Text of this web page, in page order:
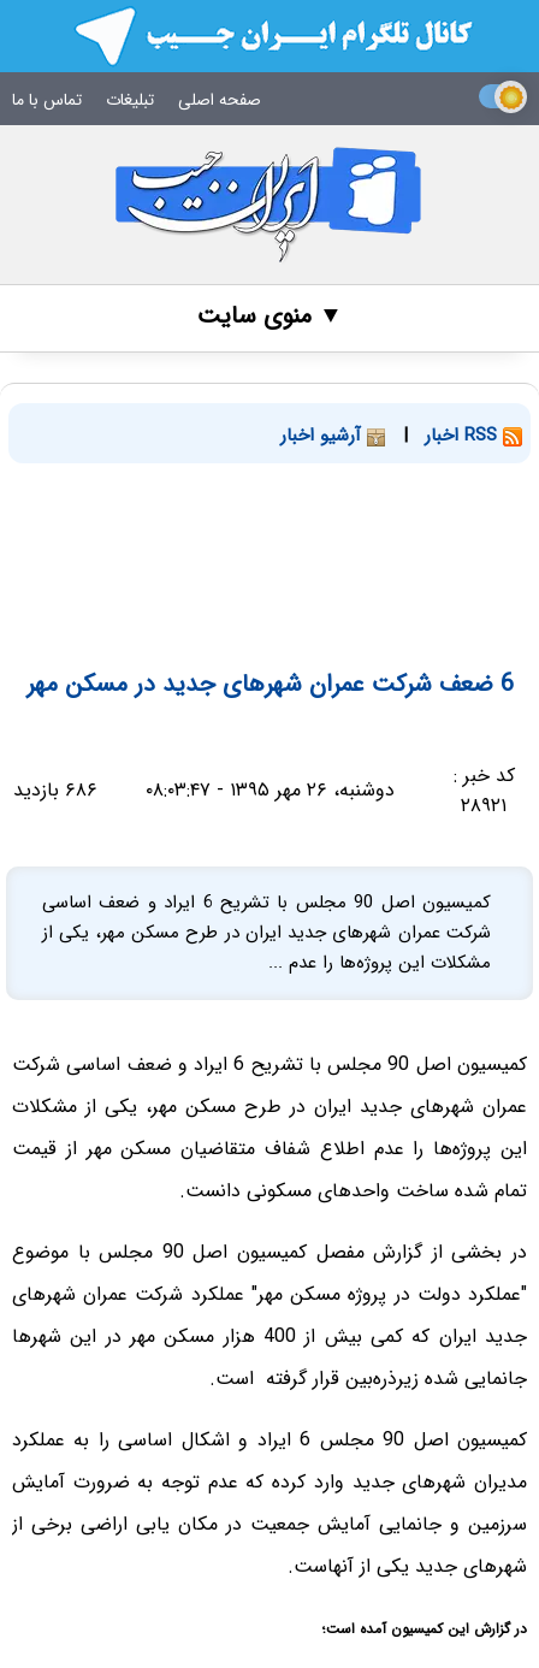
صفحه اصلی تبلیغات تماس با ما
▼ منوی سایت
| آرشیو اخبار
6 ضعف شرکت عمران شهرهای جدید در مسکن مهر
کد خبر :
۲۸۹۲۱
دوشنبه، ۲۶ مهر ۱۳۹۵ - ۰۸:۰۳:۴۷ ۶۸۶ بازدید
کمیسیون اصل 90 مجلس با تشریح 6 ایراد و ضعف اساسی
شرکت عمران شهرهای جدید ایران در طرح مسکن مهر، یکی از
مشکلات این پروژه‌ها را عدم ...
کمیسیون اصل 90 مجلس با تشریح 6 ایراد و ضعف اساسی شرکت
عمران شهرهای جدید ایران در طرح مسکن مهر، یکی از مشکلات
این پروژه‌ها را عدم اطلاع شفاف متقاضیان مسکن مهر از قیمت‌
تمام شده ساخت واحدهای مسکونی دانست.
در بخشی از گزارش مفصل کمیسیون اصل 90 مجلس با موضوع
"عملکرد دولت در پروژه مسکن مهر" عملکرد شرکت عمران شهرهای
جدید ایران که کمی بیش از 400 هزار مسکن مهر در این شهرها
جانمایی شده زیرذره‌بین قرار گرفته است.
کمیسیون اصل 90 مجلس 6 ایراد و اشکال اساسی را به عملکرد
مدیران شهرهای جدید وارد کرده که عدم توجه به ضرورت آمایش
سرزمین و جانمایی آمایش جمعیت در مکان یابی اراضی برخی از
شهرهای جدید یکی از آنهاست.
در گزارش این کمیسیون آمده است؛